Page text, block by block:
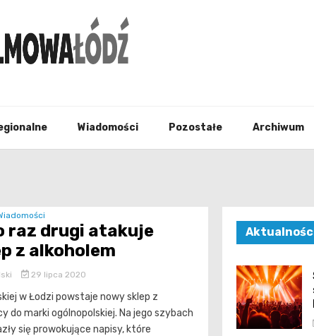
Wiadomości Pozostałe Archiwum
raz drugi atakuje
z alkoholem
29 lipca 2020
w Łodzi powstaje nowy sklep z
do marki ogólnopolskiej. Na jego szybach
się prowokujące napisy, które